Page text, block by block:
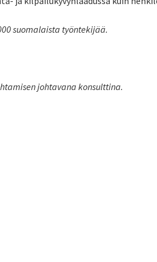
suomalaista työntekijää.
johtavana konsulttina.